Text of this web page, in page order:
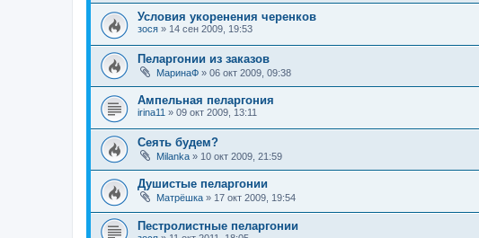
Условия укоренения черенков
зося » 14 сен 2009, 19:53
Пеларгонии из заказов
МаринаФ » 06 окт 2009, 09:38
Ампельная пеларгония
irina11 » 09 окт 2009, 13:11
Сеять будем?
Milanka » 10 окт 2009, 21:59
Душистые пеларгонии
Матрёшка » 17 окт 2009, 19:54
Пестролистные пеларгонии